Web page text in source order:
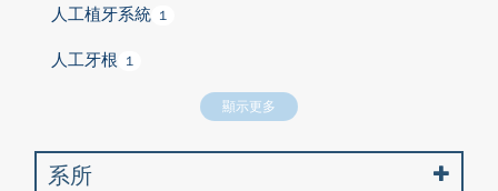
人工植牙系統 1
人工牙根 1
顯示更多
系所